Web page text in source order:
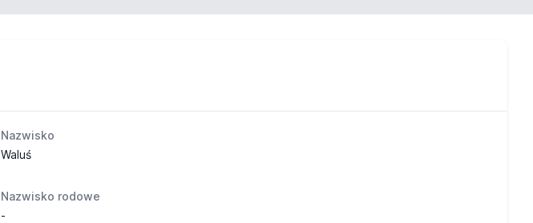
Nazwisko
Waluś
Nazwisko rodowe
-